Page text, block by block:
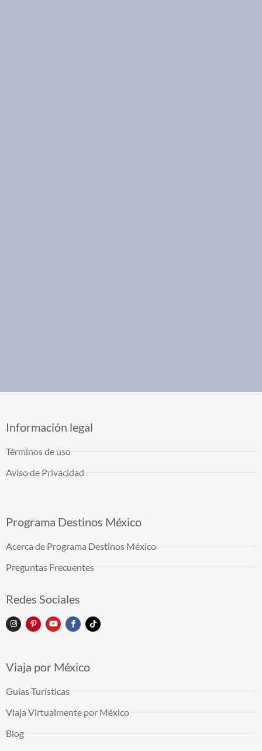
Información legal
Términos de uso
Aviso de Privacidad
Programa Destinos México
Acerca de Programa Destinos México
Preguntas Frecuentes
Redes Sociales
Viaja por México
Guías Turísticas
Viaja Virtualmente por México
Blog